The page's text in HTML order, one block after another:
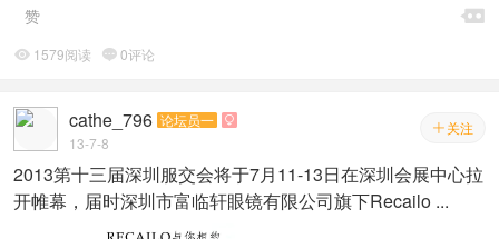

赞
 1579阅读 0评论
 关注
cathe_796 论坛员一 
13-7-8
2013第十三届深圳服交会将于7月11-13日在深圳会展中心拉
开帷幕，届时深圳市富临轩眼镜有限公司旗下Recailo ...